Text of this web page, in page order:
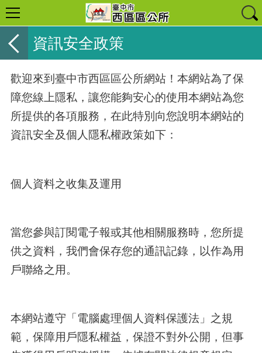
資訊安全政策
歡迎來到臺中市西區區公所網站！本網站為了保
障您線上隱私，讓您能夠安心的使用本網站為您
所提供的各項服務，在此特別向您說明本網站的
資訊安全及個人隱私權政策如下：
個人資料之收集及運用
當您參與訂閱電子報或其他相關服務時，您所提
供之資料，我們會保存您的通訊記錄，以作為用
戶聯絡之用。
本網站遵守「電腦處理個人資料保護法」之規
範，保障用戶隱私權益，保證不對外公開，但事